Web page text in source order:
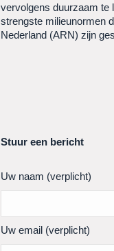
vervolgens duurzaam te
strengste milieunormen
Nederland (ARN) zijn
Stuur een bericht
Uw naam (verplicht)
Uw email (verplicht)